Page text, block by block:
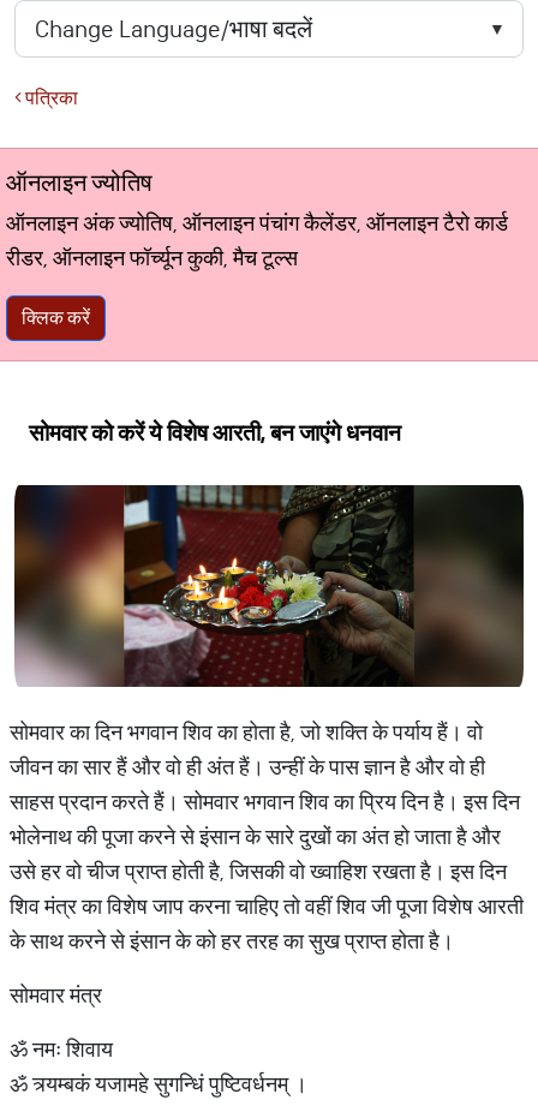
पत्रिका
ऑनलाइन ज्योतिष
ऑनलाइन अंक ज्योतिष, ऑनलाइन पंचांग कैलेंडर, ऑनलाइन टैरो कार्ड
रीडर, ऑनलाइन फॉर्च्यून कुकी, मैच टूल्स
क्लिक करें
सोमवार को करें ये विशेष आरती, बन जाएंगे धनवान
सोमवार का दिन भगवान शिव का होता है, जो शक्ति के पर्याय हैं। वो
जीवन का सार हैं और वो ही अंत हैं। उन्हीं के पास ज्ञान है और वो ही
साहस प्रदान करते हैं। सोमवार भगवान शिव का प्रिय दिन है। इस दिन
भोलेनाथ की पूजा करने से इंसान के सारे दुखों का अंत हो जाता है और
उसे हर वो चीज प्राप्त होती है, जिसकी वो ख्वाहिश रखता है। इस दिन
शिव मंत्र का विशेष जाप करना चाहिए तो वहीं शिव जी पूजा विशेष आरती
के साथ करने से इंसान के को हर तरह का सुख प्राप्त होता है।
सोमवार मंत्र
ॐ नमः शिवाय
ॐ त्र्यम्बकं यजामहे सुगन्धिं पुष्टिवर्धनम् ।